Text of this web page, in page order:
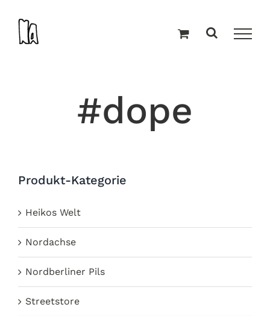
Inhalt
springen
#dope
Produkt-Kategorie
Heikos Welt
Nordachse
Nordberliner Pils
Streetstore